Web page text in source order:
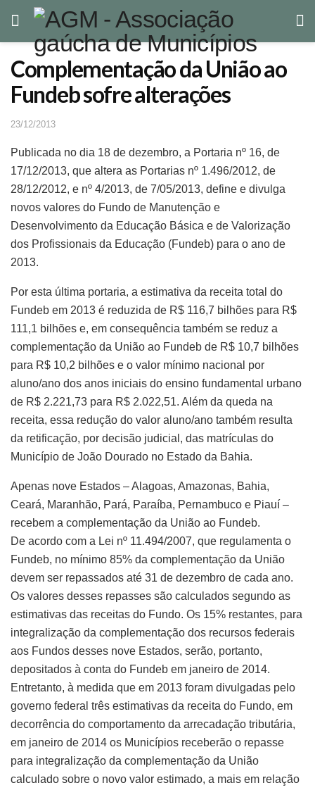
Complementação da União ao
Fundeb sofre alterações
23/12/2013
Publicada no dia 18 de dezembro, a Portaria nº 16, de
17/12/2013, que altera as Portarias nº 1.496/2012, de
28/12/2012, e nº 4/2013, de 7/05/2013, define e divulga
novos valores do Fundo de Manutenção e
Desenvolvimento da Educação Básica e de Valorização
dos Profissionais da Educação (Fundeb) para o ano de
2013.
Por esta última portaria, a estimativa da receita total do
Fundeb em 2013 é reduzida de R$ 116,7 bilhões para R$
111,1 bilhões e, em consequência também se reduz a
complementação da União ao Fundeb de R$ 10,7 bilhões
para R$ 10,2 bilhões e o valor mínimo nacional por
aluno/ano dos anos iniciais do ensino fundamental urbano
de R$ 2.221,73 para R$ 2.022,51. Além da queda na
receita, essa redução do valor aluno/ano também resulta
da retificação, por decisão judicial, das matrículas do
Município de João Dourado no Estado da Bahia.
Apenas nove Estados – Alagoas, Amazonas, Bahia,
Ceará, Maranhão, Pará, Paraíba, Pernambuco e Piauí –
recebem a complementação da União ao Fundeb.
De acordo com a Lei nº 11.494/2007, que regulamenta o
Fundeb, no mínimo 85% da complementação da União
devem ser repassados até 31 de dezembro de cada ano.
Os valores desses repasses são calculados segundo as
estimativas das receitas do Fundo. Os 15% restantes, para
integralização da complementação dos recursos federais
aos Fundos desses nove Estados, serão, portanto,
depositados à conta do Fundeb em janeiro de 2014.
Entretanto, à medida que em 2013 foram divulgadas pelo
governo federal três estimativas da receita do Fundo, em
decorrência do comportamento da arrecadação tributária,
em janeiro de 2014 os Municípios receberão o repasse
para integralização da complementação da União
calculado sobre o novo valor estimado, a mais em relação